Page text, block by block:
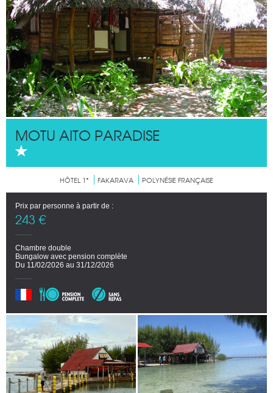
MOTU AITO PARADISE
HÔTEL 1* FAKARAVA POLYNÉSIE FRANÇAISE
Prix par personne à partir de :
243 €
Chambre double
Bungalow avec pension complète
Du 11/02/2026 au 31/12/2026